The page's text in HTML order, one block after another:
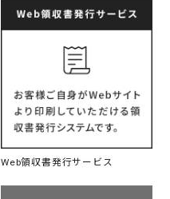
Web領収書発行サービス